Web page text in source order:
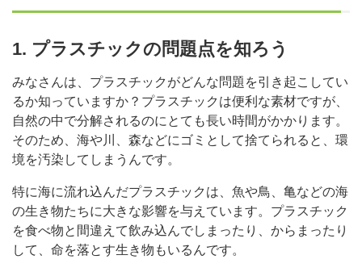
1. プラスチックの問題点を知ろう
みなさんは、プラスチックがどんな問題を引き起こしてい
るか知っていますか？プラスチックは便利な素材ですが、
自然の中で分解されるのにとても長い時間がかかります。
そのため、海や川、森などにゴミとして捨てられると、環
境を汚染してしまうんです。
特に海に流れ込んだプラスチックは、魚や鳥、亀などの海
の生き物たちに大きな影響を与えています。プラスチック
を食べ物と間違えて飲み込んでしまったり、からまったり
して、命を落とす生き物もいるんです。